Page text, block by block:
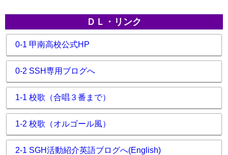
ＤＬ・リンク
0-1 甲南高校公式HP
0-2 SSH専用ブログへ
1-1 校歌（合唱３番まで）
1-2 校歌（オルゴール風）
2-1 SGH活動紹介英語ブログへ(English)